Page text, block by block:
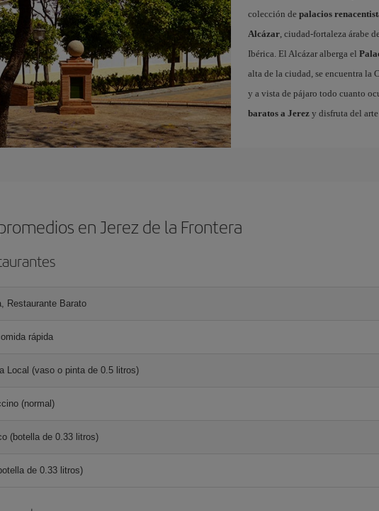
colección de palacios
Alcázar, ciudad-fortaleza árabe
Ibérica. El Alcázar alberga el
alta de la ciudad, se encuentra la
y a vista de pájaro todo cuanto
baratos a Jerezy disfruta del
en Jerez de la Frontera
Restaurante Barato
rápida
Local (vaso o pinta de 0.5 litros)
(normal)
(botella de 0.33 litros)
de 0.33 litros)